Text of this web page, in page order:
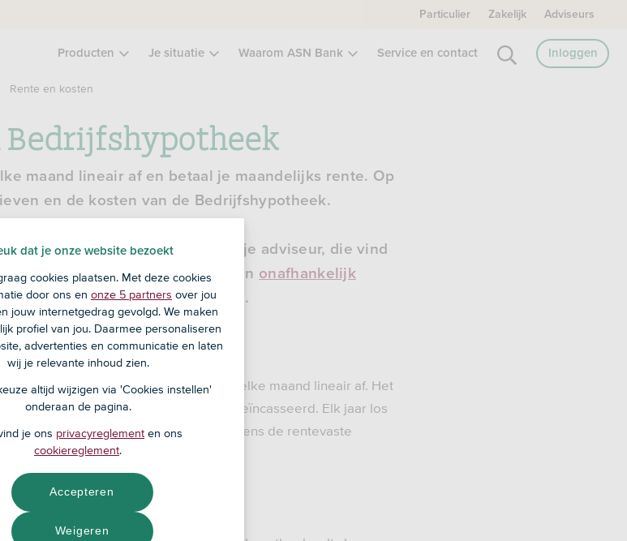
Particulier Zakelijk Adviseurs
Producten Je situatie Waarom ASN Bank Service en contact Inloggen
Rente en kosten
Bedrijfshypotheek
maand lineair af en betaal je maandelijks rente. Op
en de kosten van de Bedrijfshypotheek.
bij jou past? Ga dan naar je adviseur, die vind
je (nog) geen adviseur? Vind een onafhankelijk
rekening met advieskosten.
betaal je maandelijks rente en los je elke maand lineair af. Het
achteraf van je betaalrekening geïncasseerd. Elk jaar los
af. Het rentepercentage verandert tijdens de rentevaste
dat je onze website bezoekt
cookies plaatsen. Met deze cookies
door ons en onze 5 partners over jou
jouw internetgedrag gevolgd. We maken
profiel van jou. Daarmee personaliseren
advertenties en communicatie en laten
wij je relevante inhoud zien.
altijd wijzigen via 'Cookies instellen'
onderaan de pagina.
je ons privacyreglement en ons
cookiereglement.
Weigeren
Accepteren